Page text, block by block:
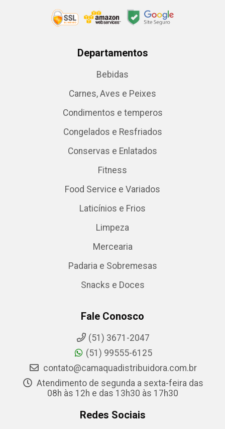
Departamentos
Bebidas
Carnes, Aves e Peixes
Condimentos e temperos
Congelados e Resfriados
Conservas e Enlatados
Fitness
Food Service e Variados
Laticínios e Frios
Limpeza
Mercearia
Padaria e Sobremesas
Snacks e Doces
Fale Conosco
(51) 3671-2047
(51) 99555-6125
contato@camaquadistribuidora.com.br
Atendimento de segunda a sexta-feira das
08h às 12h e das 13h30 às 17h30
Redes Sociais